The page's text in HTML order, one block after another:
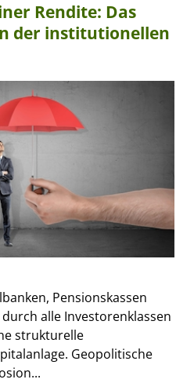
Rendite: Das
der institutionellen
Pensionskassen
alle Investorenklassen
strukturelle
Geopolitische